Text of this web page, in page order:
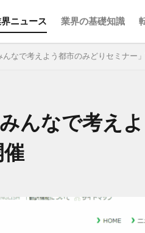
ニュース 業界の基礎知識
なで考えよう都市のみどりセミナー
んなで考え
検